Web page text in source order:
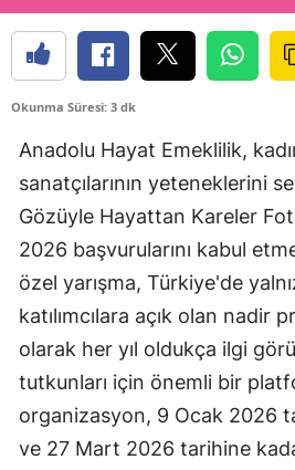
Okunma Süresi: 3 dk
Anadolu Hayat Emeklilik,
sanatçılarının yeteneklerini
Gözüyle Hayattan Kareler
2026 başvurularını kabul
özel yarışma, Türkiye'de
katılımcılara açık olan nadir
olarak her yıl oldukça ilgi
tutkunları için önemli bir
organizasyon, 9 Ocak 2026
ve 27 Mart 2026 tarihine